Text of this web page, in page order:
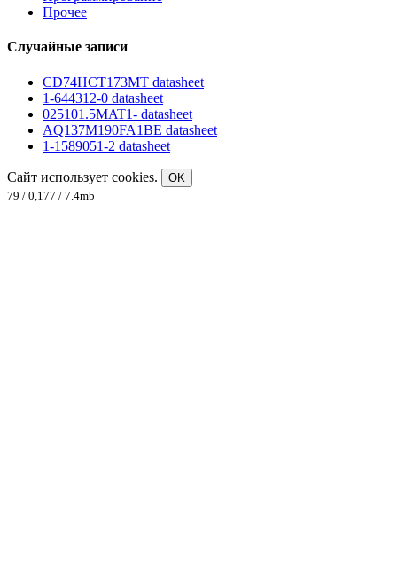
Прочее
Случайные записи
CD74HCT173MT datasheet
1-644312-0 datasheet
025101.5MAT1- datasheet
AQ137M190FA1BE datasheet
1-1589051-2 datasheet
Сайт использует cookies.
OK
79 / 0,177 / 7.4mb